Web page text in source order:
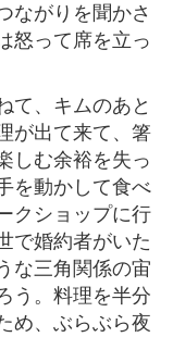
ながりを聞かさ
怒って席を立っ
て、キムのあと
が出て来て、箸
しむ余裕を失っ
を動かして食べ
クショップに行
で婚約者がいた
な三角関係の宙
う。料理を半分
め、ぶらぶら夜